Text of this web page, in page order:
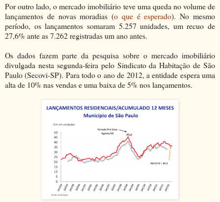
Por outro lado, o mercado imobiliário teve uma queda no volume de
lançamentos de novas moradias (o que é esperado). No mesmo
período, os lançamentos somaram 5.257 unidades, um recuo de
27,6% ante as 7.262 registradas um ano antes.
Os dados fazem parte da pesquisa sobre o mercado imobiliário
divulgada nesta segunda-feira pelo Sindicato da Habitação de São
Paulo (Secovi-SP). Para todo o ano de 2012, a entidade espera uma
alta de 10% nas vendas e uma baixa de 5% nos lançamentos.